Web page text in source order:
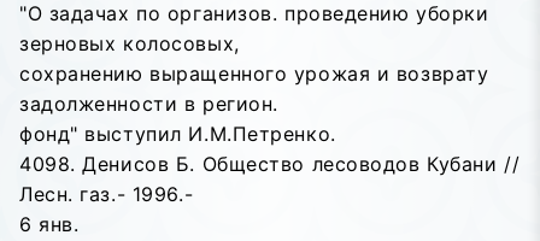
"О задачах по организов. проведению уборки
зерновых колосовых,
сохранению выращенного урожая и возврату
задолженности в регион.
фонд" выступил И.М.Петренко.
4098. Денисов Б. Общество лесоводов Кубани //
Лесн. газ.- 1996.-
6 янв.